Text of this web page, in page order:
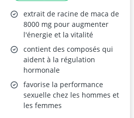
extrait de racine de maca de
8000 mg pour augmenter
l'énergie et la vitalité
contient des composés qui
aident à la régulation
hormonale
favorise la performance
sexuelle chez les hommes et
les femmes